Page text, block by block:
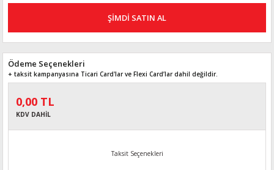
ŞİMDİ SATIN AL
Ödeme Seçenekleri
+ taksit kampanyasına Ticari Card'lar ve Flexi Card’lar dahil değildir.
0,00 TL
KDV DAHİL
Taksit Seçenekleri